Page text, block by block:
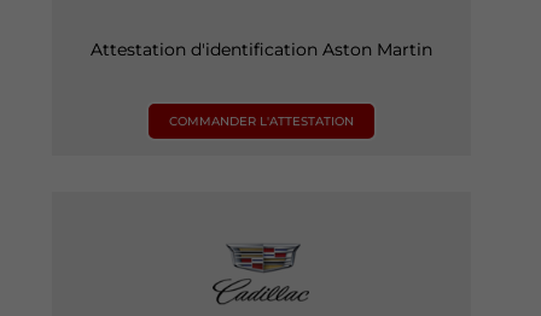
Attestation d'identification Aston Martin
COMMANDER L'ATTESTATION